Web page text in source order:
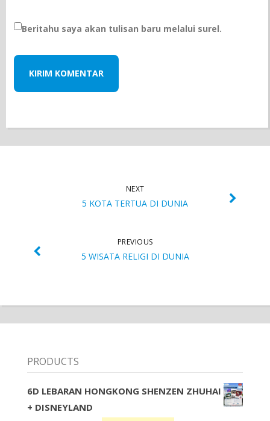
Beritahu saya akan tulisan baru melalui surel.
NEXT
5 KOTA TERTUA DI DUNIA
PREVIOUS
5 WISATA RELIGI DI DUNIA
PRODUCTS
6D LEBARAN HONGKONG SHENZEN ZHUHAI
+ DISNEYLAND